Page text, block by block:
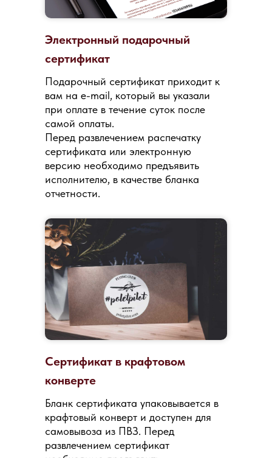
Электронный подарочный
сертификат
Подарочный сертификат приходит к
вам на e-mail, который вы указали
при оплате в течение суток после
самой оплаты.
Перед развлечением распечатку
сертификата или электронную
версию необходимо предъявить
исполнителю, в качестве бланка
отчетности.
Сертификат в крафтовом
конверте
Бланк сертификата упаковывается в
крафтовый конверт и доступен для
самовывоза из ПВЗ. Перед
развлечением сертификат